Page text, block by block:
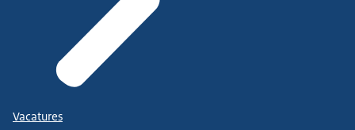
Vacatures